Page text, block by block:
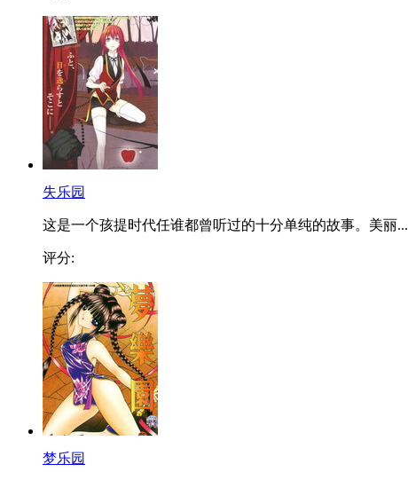
失乐园
这是一个孩提时代任谁都曾听过的十分单纯的故事。美丽...
评分:
梦乐园